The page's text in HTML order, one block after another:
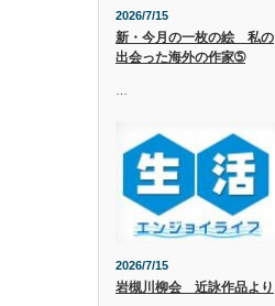
2026/7/15
新・今月の一枚の絵 私の
出会った海外の作家➄
2026/7/15
岩槻川柳会 近詠作品より